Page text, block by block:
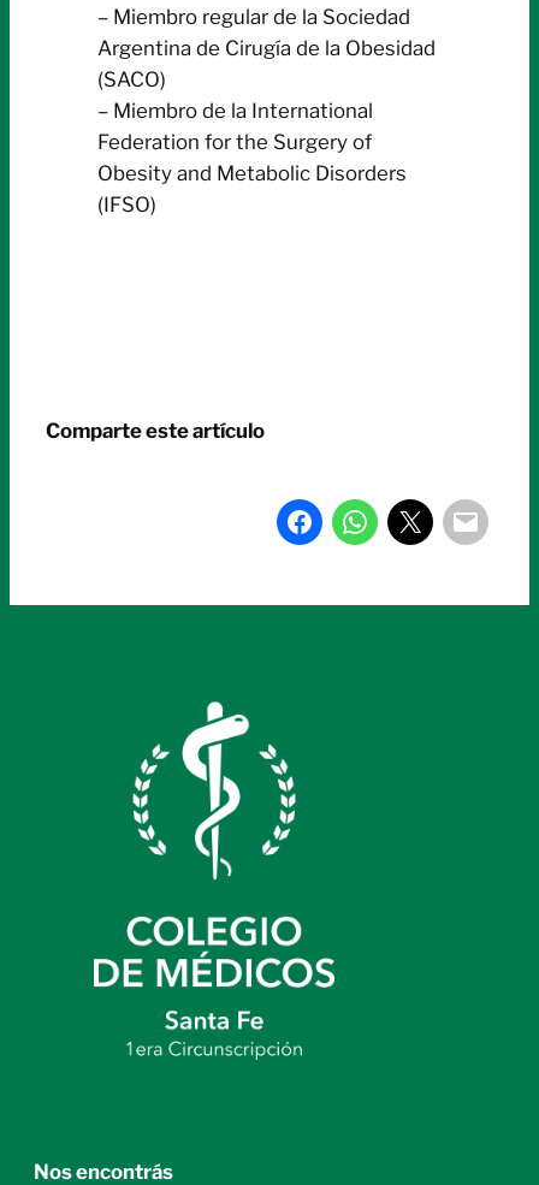
– Miembro regular de la Sociedad
Argentina de Cirugía de la Obesidad
(SACO)
– Miembro de la International
Federation for the Surgery of
Obesity and Metabolic Disorders
(IFSO)
Comparte este artículo
Nos encontrás